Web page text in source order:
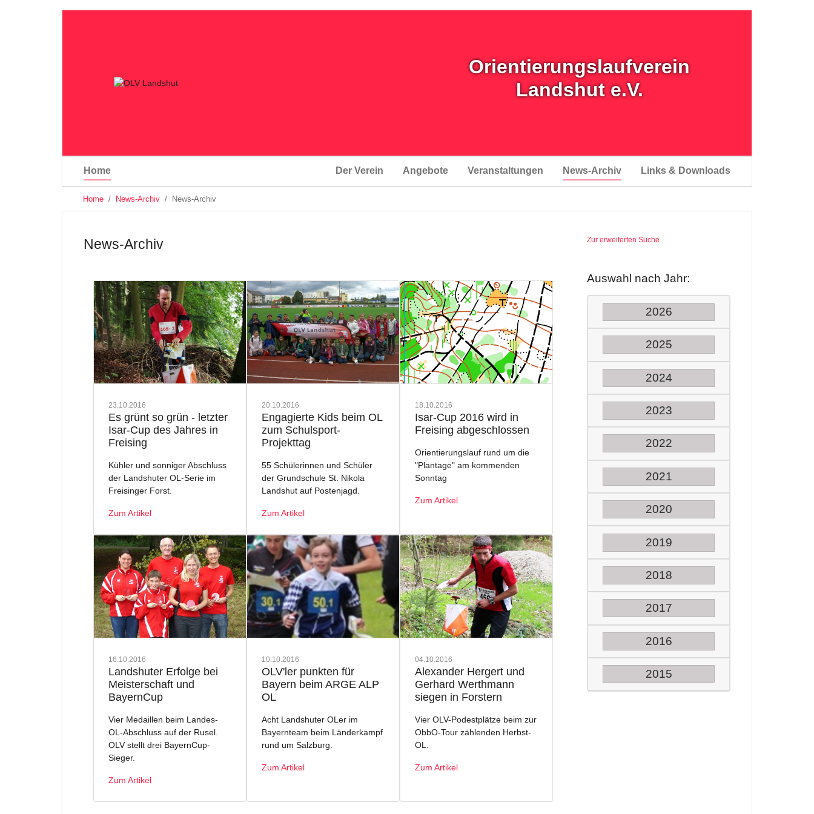
Orientierungslaufverein
Landshut e.V.
Home Der Verein Angebote Veranstaltungen News-Archiv Links & Downloads
are
Home News-Archiv News-Archiv
contentNews-Archiv
23.10.2016
Es grünt so grün - letzter
Isar-Cup des Jahres in
Freising
Kühler und sonniger Abschluss
der Landshuter OL-Serie im
Freisinger Forst.
Zum Artikel
20.10.2016
Engagierte Kids beim OL
zum Schulsport-
Projekttag
55 Schülerinnen und Schüler
der Grundschule St. Nikola
Landshut auf Postenjagd.
Zum Artikel
18.10.2016
Isar-Cup 2016 wird in
Freising abgeschlossen
Orientierungslauf rund um die
"Plantage" am kommenden
Sonntag
Zum Artikel
16.10.2016
Landshuter Erfolge bei
Meisterschaft und
BayernCup
Vier Medaillen beim Landes-
OL-Abschluss auf der Rusel.
OLV stellt drei BayernCup-
Sieger.
Zum Artikel
10.10.2016
OLV'ler punkten für
Bayern beim ARGE ALP
OL
Acht Landshuter OLer im
Bayernteam beim Länderkampf
rund um Salzburg.
Zum Artikel
04.10.2016
Alexander Hergert und
Gerhard Werthmann
siegen in Forstern
Vier OLV-Podestplätze beim zur
ObbO-Tour zählenden Herbst-
OL.
Zum Artikel
Zur erweiterten Suche
Auswahl nach Jahr:
2026
2025
2024
2023
2022
2021
2020
2019
2018
2017
2016
2015